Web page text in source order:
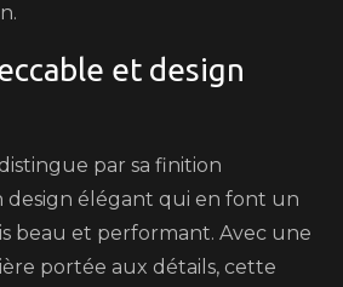
et design
distingue par sa finition
design élégant qui en font un
beau et performant. Avec une
portée aux détails, cette